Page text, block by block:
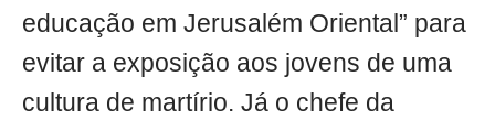
educação em Jerusalém Oriental” para
evitar a exposição aos jovens de uma
cultura de martírio. Já o chefe da